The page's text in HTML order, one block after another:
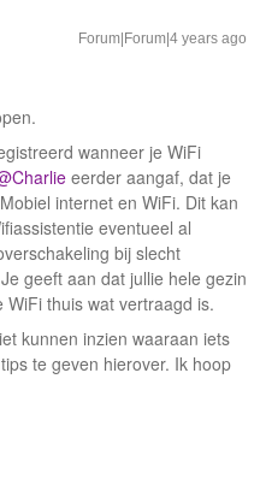
Forum|Forum|4 years ago
wanneer je WiFi
eerder aangaf, dat je
internet en WiFi. Dit kan
eventueel al
bij slecht
geeft aan dat jullie hele gezin
thuis wat vertraagd is.
kunnen inzien waaraan iets
te geven hierover. Ik hoop